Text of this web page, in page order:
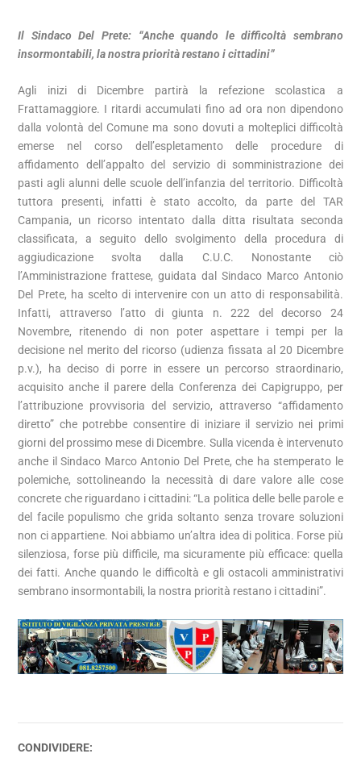
Il Sindaco Del Prete: “Anche quando le difficoltà sembrano
insormontabili, la nostra priorità restano i cittadini”
Agli inizi di Dicembre partirà la refezione scolastica a
Frattamaggiore. I ritardi accumulati fino ad ora non dipendono
dalla volontà del Comune ma sono dovuti a molteplici difficoltà
emerse nel corso dell’espletamento delle procedure di
affidamento dell’appalto del servizio di somministrazione dei
pasti agli alunni delle scuole dell’infanzia del territorio. Difficoltà
tuttora presenti, infatti è stato accolto, da parte del TAR
Campania, un ricorso intentato dalla ditta risultata seconda
classificata, a seguito dello svolgimento della procedura di
aggiudicazione svolta dalla C.U.C. Nonostante ciò
l’Amministrazione frattese, guidata dal Sindaco Marco Antonio
Del Prete, ha scelto di intervenire con un atto di responsabilità.
Infatti, attraverso l’atto di giunta n. 222 del decorso 24
Novembre, ritenendo di non poter aspettare i tempi per la
decisione nel merito del ricorso (udienza fissata al 20 Dicembre
p.v.), ha deciso di porre in essere un percorso straordinario,
acquisito anche il parere della Conferenza dei Capigruppo, per
l’attribuzione provvisoria del servizio, attraverso “affidamento
diretto” che potrebbe consentire di iniziare il servizio nei primi
giorni del prossimo mese di Dicembre. Sulla vicenda è intervenuto
anche il Sindaco Marco Antonio Del Prete, che ha stemperato le
polemiche, sottolineando la necessità di dare valore alle cose
concrete che riguardano i cittadini: “La politica delle belle parole e
del facile populismo che grida soltanto senza trovare soluzioni
non ci appartiene. Noi abbiamo un’altra idea di politica. Forse più
silenziosa, forse più difficile, ma sicuramente più efficace: quella
dei fatti. Anche quando le difficoltà e gli ostacoli amministrativi
sembrano insormontabili, la nostra priorità restano i cittadini”.
CONDIVIDERE: